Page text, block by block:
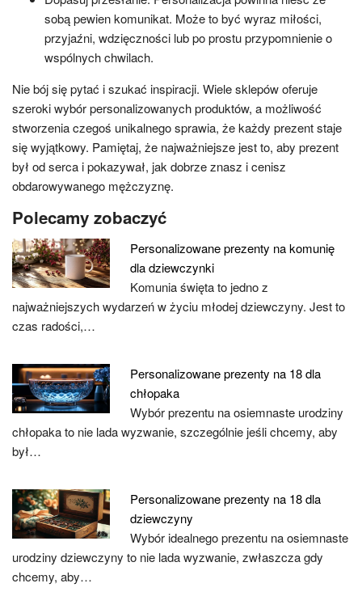
sobą pewien komunikat. Może to być wyraz miłości,
przyjaźni, wdzięczności lub po prostu przypomnienie o
wspólnych chwilach.
Nie bój się pytać i szukać inspiracji. Wiele sklepów oferuje
szeroki wybór personalizowanych produktów, a możliwość
stworzenia czegoś unikalnego sprawia, że każdy prezent staje
się wyjątkowy. Pamiętaj, że najważniejsze jest to, aby prezent
był od serca i pokazywał, jak dobrze znasz i cenisz
obdarowywanego mężczyznę.
Polecamy zobaczyć
Personalizowane prezenty na komunię
dla dziewczynki
Komunia święta to jedno z
najważniejszych wydarzeń w życiu młodej dziewczyny. Jest to
czas radości,…
Personalizowane prezenty na 18 dla
chłopaka
Wybór prezentu na osiemnaste urodziny
chłopaka to nie lada wyzwanie, szczególnie jeśli chcemy, aby
był…
Personalizowane prezenty na 18 dla
dziewczyny
Wybór idealnego prezentu na osiemnaste
urodziny dziewczyny to nie lada wyzwanie, zwłaszcza gdy
chcemy, aby…